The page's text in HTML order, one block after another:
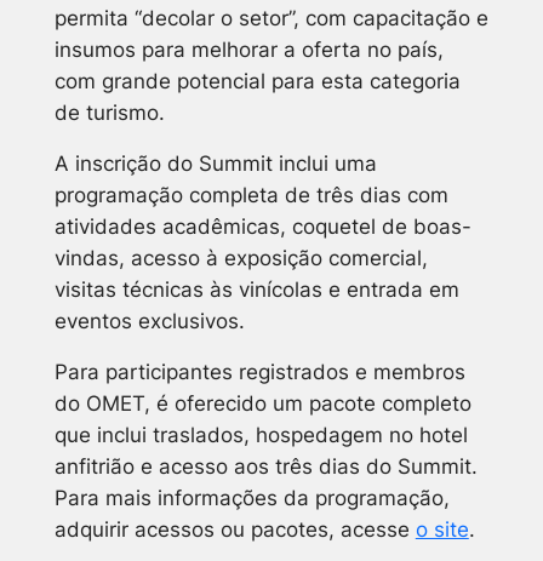
permita “decolar o setor”, com capacitação e
insumos para melhorar a oferta no país,
com grande potencial para esta categoria
de turismo.
A inscrição do Summit inclui uma
programação completa de três dias com
atividades acadêmicas, coquetel de boas-
vindas, acesso à exposição comercial,
visitas técnicas às vinícolas e entrada em
eventos exclusivos.
Para participantes registrados e membros
do OMET, é oferecido um pacote completo
que inclui traslados, hospedagem no hotel
anfitrião e acesso aos três dias do Summit.
Para mais informações da programação,
adquirir acessos ou pacotes, acesse o site.